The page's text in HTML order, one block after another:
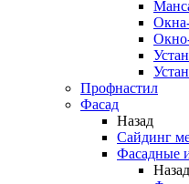
Профнастил
Фасад
Назад
Сайдинг
Фасадные
Назад